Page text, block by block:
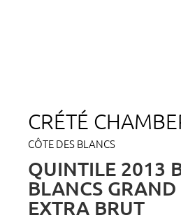
CRÉTÉ
CÔTE DES BLANCS
QUINTILE 2013
BLANCS GRAND
EXTRA BRUT